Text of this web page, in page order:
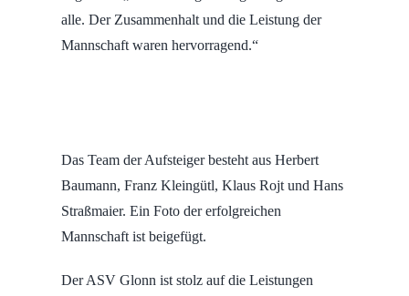
alle. Der Zusammenhalt und die Leistung der
Mannschaft waren hervorragend.“
Das Team der Aufsteiger besteht aus Herbert
Baumann, Franz Kleingütl, Klaus Rojt und Hans
Straßmaier. Ein Foto der erfolgreichen
Mannschaft ist beigefügt.
Der ASV Glonn ist stolz auf die Leistungen